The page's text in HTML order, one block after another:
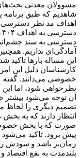
مسوولان معدنی
شاهدیم که طبق برنامه
اهداف مد نظر دسترسی
دسترسی به سند
آمادگی‌ای نداریم.
این مساله بارها
کارشناسان دلیل این
خصوصی می‌دانند. گفته
نظرخواهی شود، اما
آن توجه می‌شود
تصمیم دیگری را لحاظ
انتظار دارند که به
صورت که با بخش
پیش برود. تاکید
زمان‌بر باشد و سودش را
بلند‌مدت به نفع